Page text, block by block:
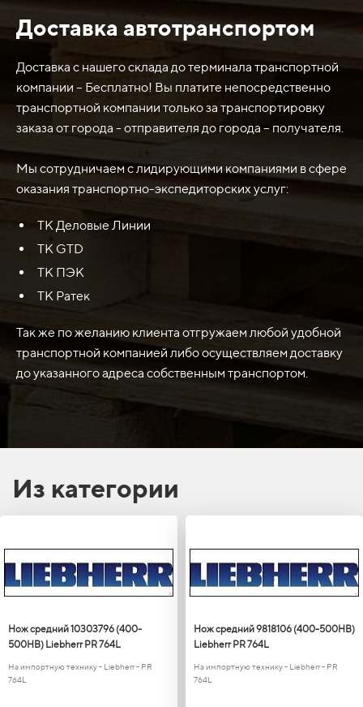
Доставка автотранспортом
Доставка с нашего склада до терминала транспортной
компании – Бесплатно! Вы платите непосредственно
транспортной компании только за транспортировку
заказа от города - отправителя до города – получателя.
Мы сотрудничаем с лидирующими компаниями в сфере
оказания транспортно-экспедиторских услуг:
ТК Деловые Линии
ТК GTD
ТК ПЭК
ТК Ратек
Так же по желанию клиента отгружаем любой удобной
транспортной компанией либо осуществляем доставку
до указанного адреса собственным транспортом.
Нож боковой 10303798/10303800 (400-500HB)
Liebherr PR 764L используется в качестве замены или
запасной части для техники Liebherr PR 764L. Этот нож
предназначен для использования на бульдозерах и
служит для рыхления и перемещения грунта и
материалов. Он имеет высокую твердость (400-
500HB), что обеспечивает устойчивость к износу и
длительный срок службы. Нож боковой также обладает
высокой прочностью, чтобы выдерживать большие
нагрузки и обеспечивать эффективную работу машины.
Из категории
Нож средний 10303796 (400-
500HB) Liebherr PR 764L
На импортную технику - Liebherr - PR
764L
Нож средний 9818106 (400-500HB)
Liebherr PR 764L
На импортную технику - Liebherr - PR
764L